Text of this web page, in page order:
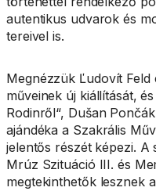
autentikus udvarok és
tereivel is.
Megnézzük Ľudovít
műveinek új kiállítását,
Rodinről“, Dušan
ajándéka a Szakrális
jelentős részét képezi. A
Mrúz Szituáció III. és
megtekinthetők lesznek